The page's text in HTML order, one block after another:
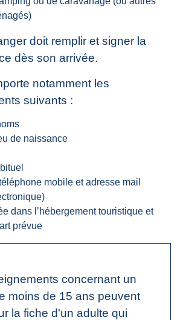
doit remplir et signer la
dès son arrivée.
notamment les
suivants :
de naissance
mobile et adresse mail
dans l’hébergement touristique et
prévue
concernant un
moins de 15 ans peuvent
la fiche d'un adulte qui